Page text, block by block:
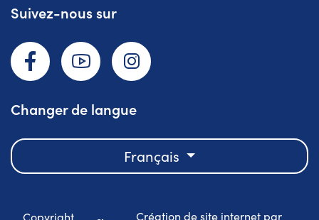
Suivez-nous sur
Changer de langue
Français
Copyright Création de site internet par